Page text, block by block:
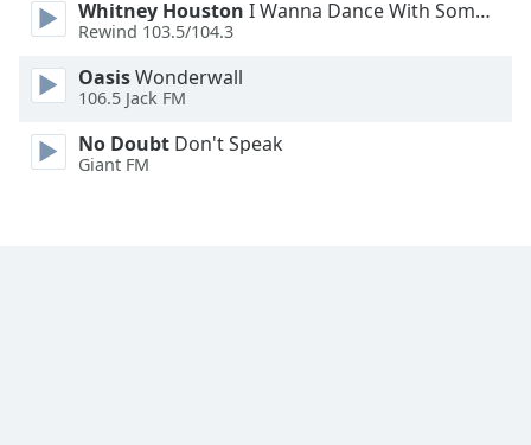
Done
Close
Dialog
End
dialog
window.
Whitney Houston I Wanna Dance With Somebody
Rewind 103.5/104.3
OasisWonderwall
106.5 Jack FM
No Doubt Don't Speak
Giant FM